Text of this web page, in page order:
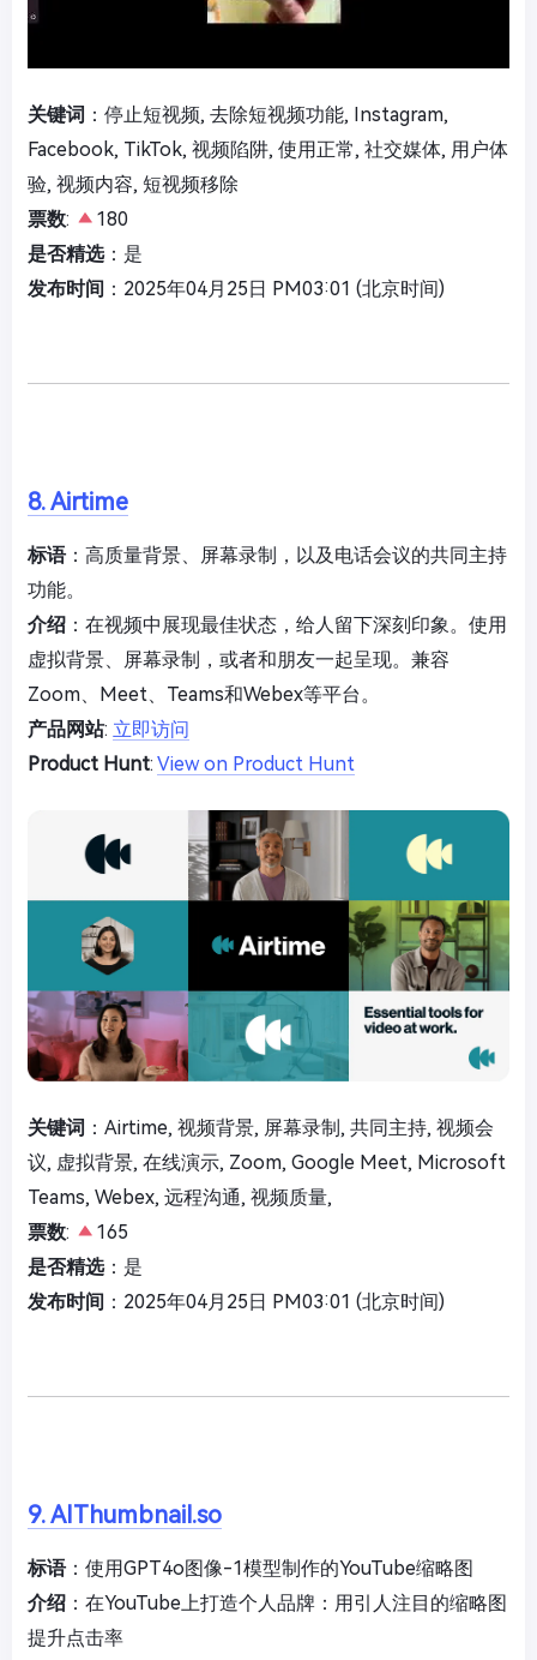
关键词 ：停止短视频, 去除短视频功能, Instagram,
Facebook, TikTok, 视频陷阱, 使用正常, 社交媒体, 用户体
验, 视频内容, 短视频移除
票数:
180
是否精选：是
发布时间 ：2025年04月25日 PM03:01 (北京时间)
8. Airtime
标语：高质量背景、屏幕录制，以及电话会议的共同主持
功能。
介绍 ：在视频中展现最佳状态，给人留下深刻印象。使用
虚拟背景、屏幕录制，或者和朋友一起呈现。兼容
Zoom、Meet、Teams和Webex等平台。
产品网站: 立即访问
Product Hunt: View on Product Hunt
关键词 ：Airtime, 视频背景, 屏幕录制, 共同主持, 视频会
议, 虚拟背景, 在线演示, Zoom, Google Meet, Microsoft
Teams, Webex, 远程沟通, 视频质量,
票数:
165
是否精选：是
发布时间 ：2025年04月25日 PM03:01 (北京时间)
9. AIThumbnail.so
标语：使用GPT4o图像-1模型制作的YouTube缩略图
介绍 ：在YouTube上打造个人品牌：用引人注目的缩略图
提升点击率